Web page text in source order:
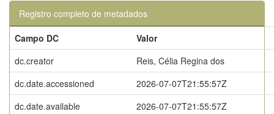
Registro completo de metadados
Campo DC
Valor
dc.creator
Reis, Célia Regina dos
dc.date.accessioned
2026-07-07T21:55:57Z
dc.date.available
2026-07-07T21:55:57Z